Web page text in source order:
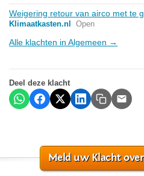
Weigering retour van airco met te
Klimaatkasten.nl Open
Alle klachten in Algemeen →
Deel deze klacht
Meld uw Klacht